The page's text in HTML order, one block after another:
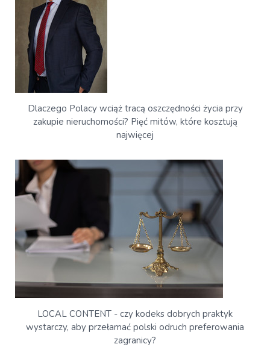
Dlaczego Polacy wciąż tracą oszczędności życia przy
zakupie nieruchomości? Pięć mitów, które kosztują
najwięcej
LOCAL CONTENT - czy kodeks dobrych praktyk
wystarczy, aby przełamać polski odruch preferowania
zagranicy?